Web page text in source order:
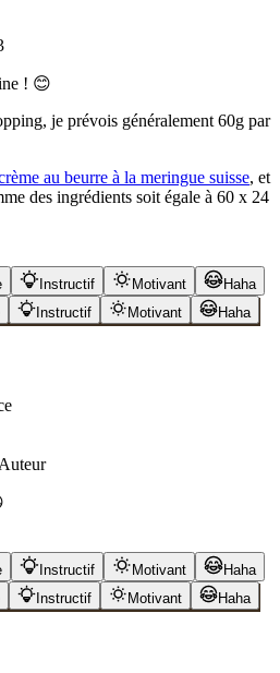
! 😊
je prévois généralement 60g par
au beurre à la meringue suisse, et
des ingrédients soit égale à 60 x 24
Instructif Motivant
Haha
Instructif Motivant
Haha
Auteur
Instructif Motivant
Haha
Instructif Motivant
Haha